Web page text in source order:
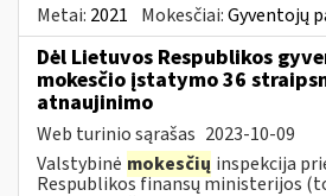
Metai: 2021 Mokesčiai:Gyventojų
Dėl Lietuvos Respublikos
mokesčio įstatymo 36
atnaujinimo
Web turinio sąrašas 2023-10-09
Valstybinė mokesčių inspekcija
Respublikos finansų ministerijos